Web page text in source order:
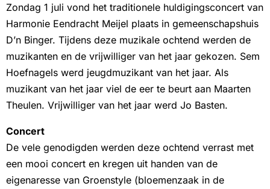
Zondag 1 juli vond het traditionele huldigingsconcert van
Harmonie Eendracht Meijel plaats in gemeenschapshuis
D’n Binger. Tijdens deze muzikale ochtend werden de
muzikanten en de vrijwilliger van het jaar gekozen. Sem
Hoefnagels werd jeugdmuzikant van het jaar. Als
muzikant van het jaar viel de eer te beurt aan Maarten
Theulen. Vrijwilliger van het jaar werd Jo Basten.
Concert
De vele genodigden werden deze ochtend verrast met
een mooi concert en kregen uit handen van de
eigenaresse van Groenstyle (bloemenzaak in de